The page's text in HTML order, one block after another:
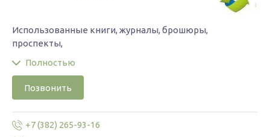
Использованные книги, журналы, брошюры,
проспекты,
Полностью
Позвонить
+7 (382) 265-93-16